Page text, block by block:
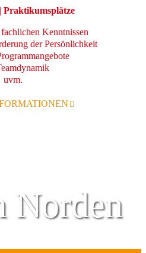
Norden
| Praktikumsplätze
Kenntnissen
der Persönlichkeit
uvm.